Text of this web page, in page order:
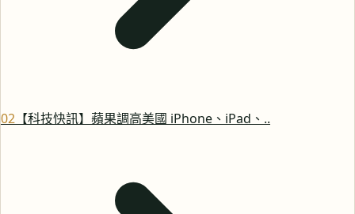
02 【科技快訊】蘋果調高美國 iPhone、iPad、..